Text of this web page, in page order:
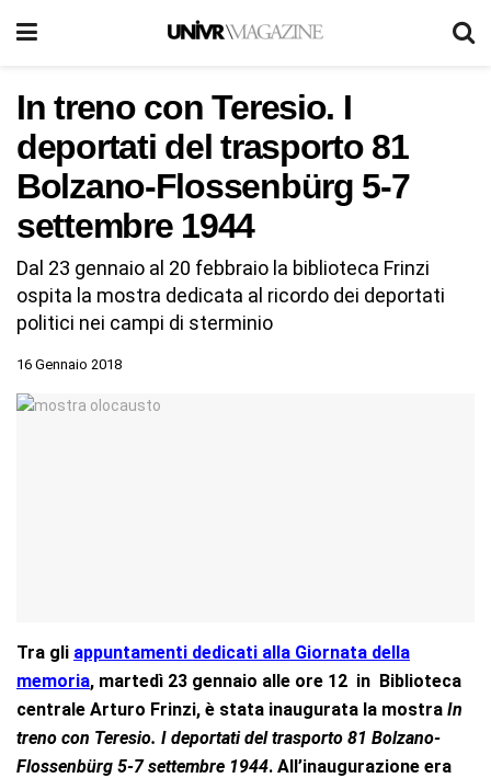
In treno con Teresio. I
deportati del trasporto 81
Bolzano-Flossenbürg 5-7
settembre 1944
Dal 23 gennaio al 20 febbraio la biblioteca Frinzi
ospita la mostra dedicata al ricordo dei deportati
politici nei campi di sterminio
16 Gennaio 2018
Tra gli appuntamenti dedicati alla Giornata della
memoria, martedì 23 gennaio alle ore 12 in Biblioteca
centrale Arturo Frinzi, è stata inaugurata la mostra In
treno con Teresio. I deportati del trasporto 81 Bolzano-
Flossenbürg 5-7 settembre 1944. All’inaugurazione era